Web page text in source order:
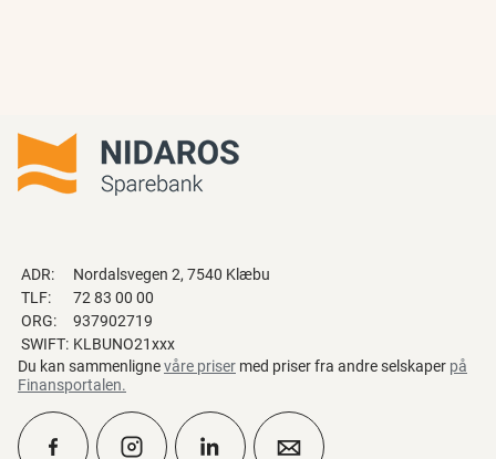
ADR:
Nordalsvegen 2, 7540 Klæbu
TLF:
72 83 00 00
ORG:
937902719
SWIFT: KLBUNO21xxx
Du kan sammenlignevåre priser med priser fra andre selskaper på
Finansportalen.